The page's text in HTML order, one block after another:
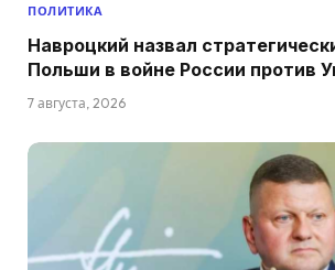
ПОЛИТИКА
Навроцкий назвал
Польши в войне России против
7 августа, 2026